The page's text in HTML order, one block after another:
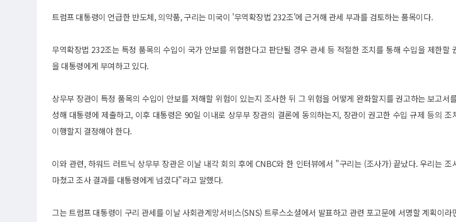
트럼프 대통령이 언급한 반도체, 의약품, 구리는 미국이 '무역확장법 232조'에 근거해 관세 부과를 검토하는 품목이다.
무역확장법 232조는 특정 품목의 수입이 국가 안보를 위협한다고 판단될 경우 관세 등 적절한 조치를 통해 수입을 제한할
을 대통령에게 부여하고 있다.
상무부 장관이 특정 품목의 수입이 안보를 저해할 위험이 있는지 조사한 뒤 그 위험을 어떻게 완화할지를 권고하는 보고서
성해 대통령에 제출하고, 이후 대통령은 90일 이내로 상무부 장관의 결론에 동의하는지, 장관이 권고한 수입 규제 등의 조
이행할지 결정해야 한다.
이와 관련, 하워드 러트닉 상무부 장관은 이날 내각 회의 후에 CNBC와 한 인터뷰에서 "구리는 (조사가) 끝났다. 우리는 조
마쳤고 조사 결과를 대통령에게 넘겼다"라고 말했다.
그는 트럼프 대통령이 구리 관세를 이날 사회관계망서비스(SNS) 트루스소셜에서 발표하고 관련 포고문에 서명할 계획이라